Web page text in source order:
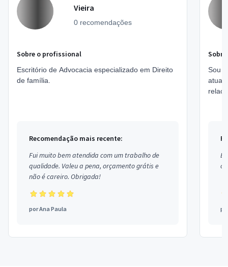
Vieira
0 recomendações
Sobre o profissional
Escritório de Advocacia especializado em Direito
de família.
Recomendação mais recente:
Fui muito bem atendida com um trabalho de
qualidade. Valeu a pena, orçamento grátis e
não é careiro. Obrigada!
porAna Paula
Sou